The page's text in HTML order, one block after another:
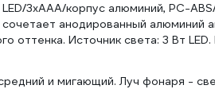
3xAAА/корпус алюминий, PC-
анодированный алюминий
оттенка. Источник света: 3 Вт
и мигающий. Луч фонаря -